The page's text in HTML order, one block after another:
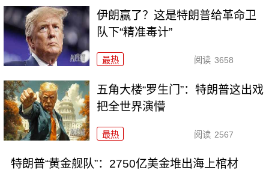
伊朗赢了？这是特朗普给革命卫
队下“精准毒计”
最热 阅读 3658
五角大楼“罗生门”：特朗普这出戏
把全世界演懵
最热 阅读 2567
特朗普“黄金舰队”：2750亿美金堆出海上棺材